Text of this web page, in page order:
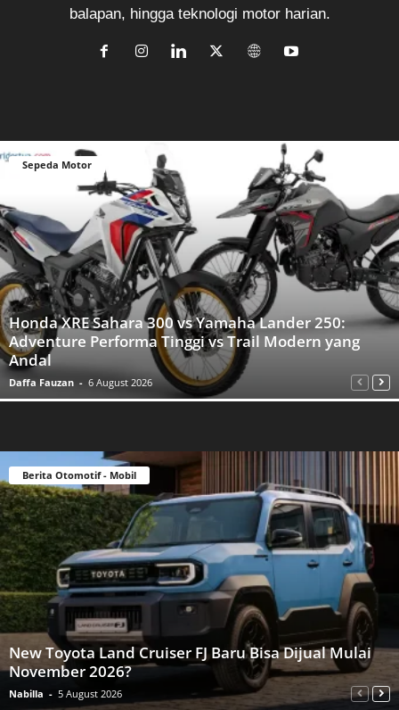
balapan, hingga teknologi motor harian.
Sepeda Motor
Honda XRE Sahara 300 vs Yamaha Lander 250:
Adventure Performa Tinggi vs Trail Modern yang
Andal
Daffa Fauzan - 6 August 2026
Berita Otomotif - Mobil
New Toyota Land Cruiser FJ Baru Bisa Dijual Mulai
November 2026?
Nabilla - 5 August 2026